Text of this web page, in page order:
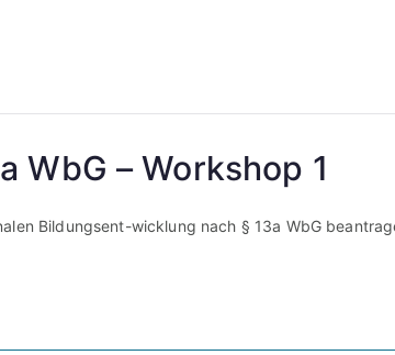
WbG – Workshop 1
Bildungsent-wicklung nach § 13a WbG